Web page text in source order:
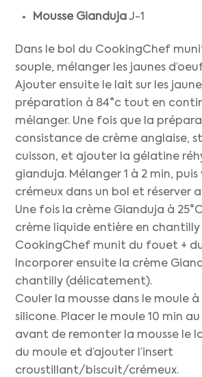
Mousse GiandujaJ-1
Dans le bol du CookingChef
souple, mélanger les jaunes
Ajouter ensuite le lait sur les
préparation à 84°c tout en
mélanger. Une fois que la
consistance de crème anglaise,
cuisson, et ajouter la gélatine
gianduja. Mélanger 1 à 2 min, puis
crémeux dans un bol et réserver
Une fois la crème Gianduja à
crème liquide entière en chantilly
CookingChef munit du fouet +
Incorporer ensuite la crème
chantilly (délicatement).
Couler la mousse dans le moule
silicone. Placer le moule 10 min
avant de remonter la mousse le
du moule et d’ajouter l’insert
croustillant/biscuit/crémeux.